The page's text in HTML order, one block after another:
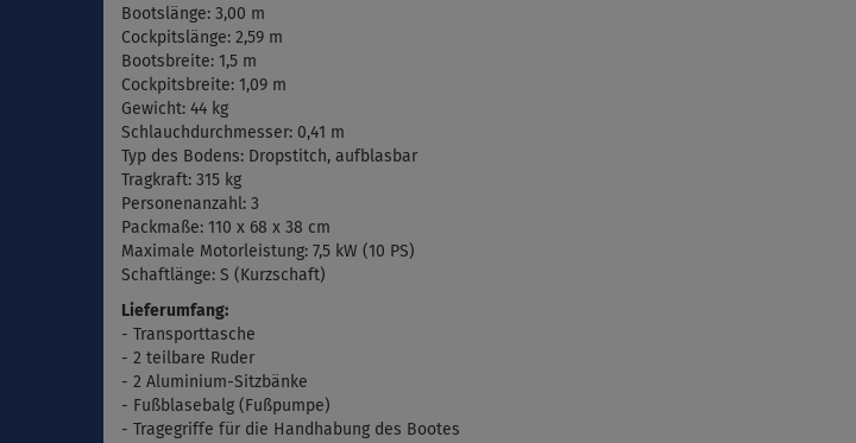
Bootslänge: 3,00 m
Cockpitslänge: 2,59 m
Bootsbreite: 1,5 m
Cockpitsbreite: 1,09 m
Gewicht: 44 kg
Schlauchdurchmesser: 0,41 m
Typ des Bodens: Dropstitch, aufblasbar
Tragkraft: 315 kg
Personenanzahl: 3
Packmaße: 110 x 68 x 38 cm
Maximale Motorleistung: 7,5 kW (10 PS)
Schaftlänge: S (Kurzschaft)
Lieferumfang:
- Transporttasche
- 2 teilbare Ruder
- 2 Aluminium-Sitzbänke
- Fußblasebalg ( Fußpumpe)
- Tragegriffe für die Handhabung des Bootes